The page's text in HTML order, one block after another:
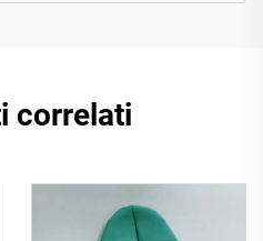
correlati